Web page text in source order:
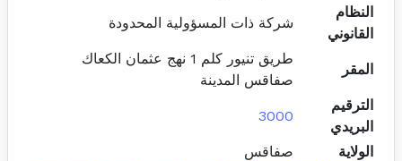
النظام
القانوني
شركة ذات المسؤولية المحدودة
المقر
طريق تنيور كلم 1 نهج عثمان الكعاك
صفاقس المدينة
الترقيم
البريدي
3000
الولاية صفاقس